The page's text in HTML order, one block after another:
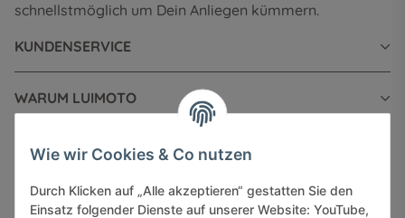
schnellstmöglich um Dein Anliegen kümmern.
KUNDENSERVICE
WARUM LUIMOTO
INFORMATIONEN
GESETZLICHE INFORMATIONEN
Wie wir Cookies & Co nutzen
Durch Klicken auf „Alle akzeptieren“ gestatten Sie den
Einsatz folgender Dienste auf unserer Website: YouTube,